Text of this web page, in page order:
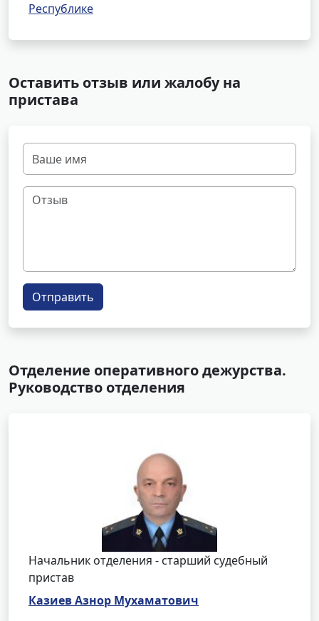
Республике
Оставить отзыв или жалобу на
пристава
Отправить
Отделение оперативного дежурства.
Руководство отделения
Начальник отделения - старший судебный
пристав
Казиев Азнор Мухаматович